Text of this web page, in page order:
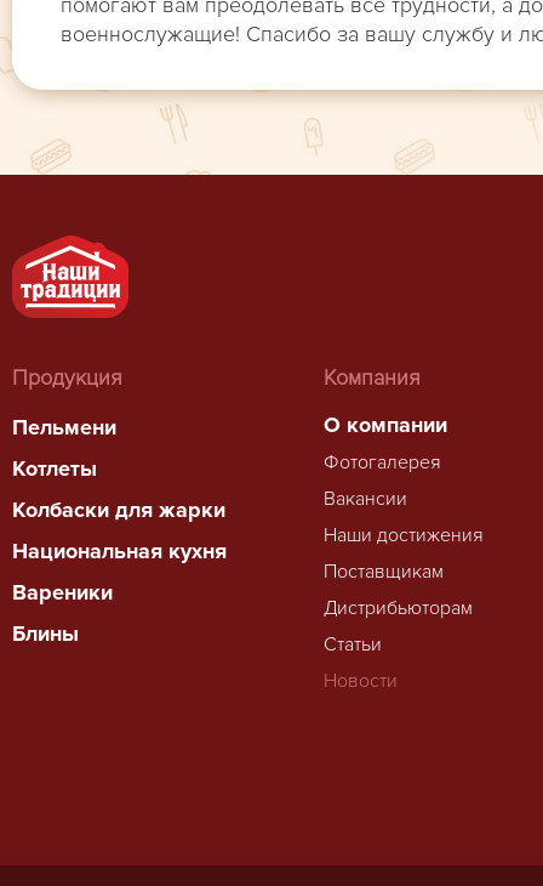
военнослужащие! Спасибо за вашу службу и
Продукция
Пельмени
Котлеты
Колбаски для жарки
Национальная кухня
Вареники
Блины
Компания
О компании
Фотогалерея
Вакансии
Наши достижения
Поставщикам
Дистрибьюторам
Статьи
Новости